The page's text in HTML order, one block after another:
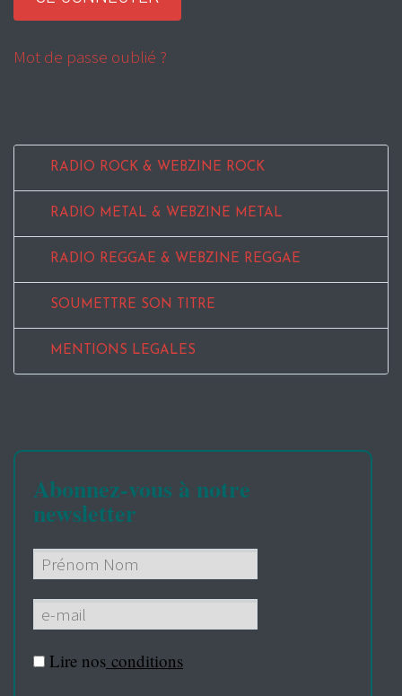
Mot de passe oublié ?
RADIO ROCK & WEBZINE ROCK
RADIO METAL & WEBZINE METAL
RADIO REGGAE & WEBZINE REGGAE
SOUMETTRE SON TITRE
MENTIONS LEGALES
Abonnez-vous à notre
newsletter
Lire nos conditions